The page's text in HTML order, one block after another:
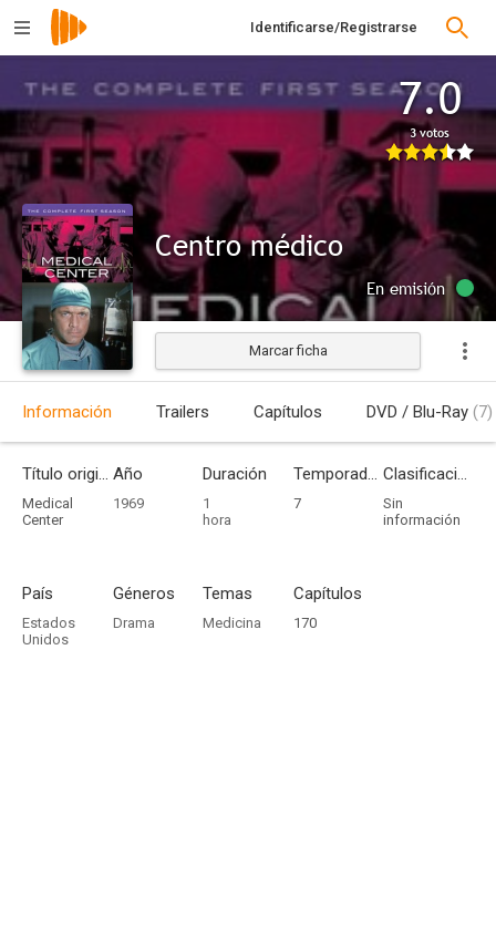
Identificarse/Registrarse
7.0
3 votos
Centro médico
En emisión
Marcar ficha
Información Trailers Capítulos DVD / Blu-Ray (7)
Título original
Medical
Center
Año
1969
Duración
1
hora
Temporadas
7
Clasificación por edades
Sin
información
País
Estados
Unidos
Géneros
Drama
Temas
Medicina
Capítulos
170